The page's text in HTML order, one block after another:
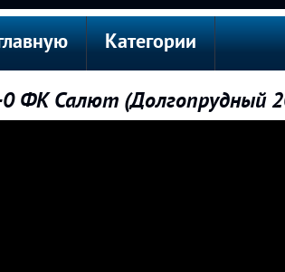
Категории
ФК Салют (Долгопрудный